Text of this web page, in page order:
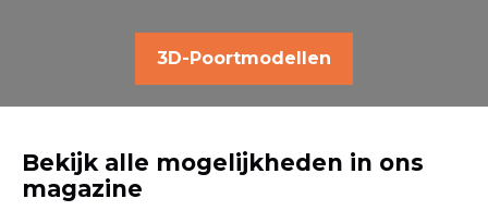
3D-Poortmodellen
Bekijk alle mogelijkheden in ons
magazine